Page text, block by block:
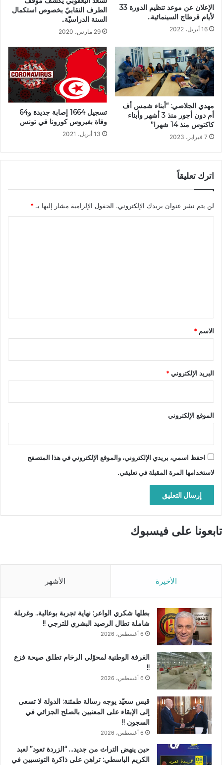
الإعلان عن موعد تنظيم الدورة 33
لأيام قرطاج السينمائية..
16 أبريل، 2022
الطرف النقابيّ بخصوص استكمال
السنة الدراسيّة..
29 مارس، 2020
مهدي الجلاصي: “أبناء شمس أف
أم دون أجور منذ 3 أشهر وأبناء
كاكتوس منذ 14 شهرا”
7 فبراير، 2023
تسجيل 1664 إصابة جديدة و64
وفاة بفيروس كورونا في تونس
13 أبريل، 2021
اترك تعليقاً
لن يتم نشر عنوان بريدك الإلكتروني. الحقول الإلزامية مشار إليها بـ *
*
الاسم *
البريد الإلكتروني*
الموقع الإلكتروني
احفظ اسمي، بريدي الإلكتروني، والموقع الإلكتروني في هذا المتصفح
لاستخدامها المرة المقبلة في تعليقي.
تابعونا على فيسبوك
الأخيرة الأشهر
بطلها شكري الواعر: نهاية تجربة بوعالية.. وغربلة
شاملة تطال الرصيد البشري للترجي !!
6 أغسطس، 2026
الغرفة الوطنية لمحوّلي الرخام تطلق صيحة فزع
!!
6 أغسطس، 2026
قيس سعيّد يوجه رسالة طمئنة: الدولة لا تسعى
إلى الإبقاء على المعنيين بالصلح الجزائي في
السجون !!
6 أغسطس، 2026
حين ينهض التراث من جديد… “الزردة تعود” لعبد
الكريم الباسطي: تراهن على ذاكرة التونسيين في